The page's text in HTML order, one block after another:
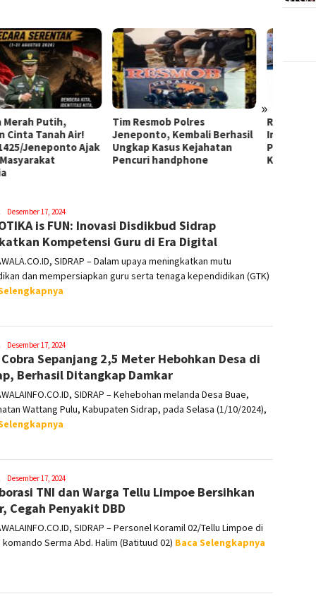
»
Polres
Kembali Berhasil
Kasus Kejahatan
handphone
Rayakan HUT ke-51,
Indocement Komitmen
Perkuat Inovasi dan
Keberlanjutan Hijau
Syamsuddin
Malik
Desember 17, 2024
is FUN: Inovasi Disdikbud Sidrap
Kompetensi Guru di Era Digital
SIDRAP – Dalam upaya meningkatkan mutu
dan mempersiapkan guru serta tenaga kependidikan (GTK)
Syamsuddin
Malik
Desember 17, 2024
Sepanjang 2,5 Meter Hebohkan Desa di
Berhasil Ditangkap Damkar
SIDRAP – Kehebohan melanda Desa Buae,
Wattang Pulu, Kabupaten Sidrap, pada Selasa (1/10/2024),
Syamsuddin
Malik
Desember 17, 2024
TNI dan Warga Tellu Limpoe Bersihkan
Cegah Penyakit DBD
SIDRAP – Personel Koramil 02/Tellu Limpoe di
komando Serma Abd. Halim (Batituud 02) Baca Selengkapnya